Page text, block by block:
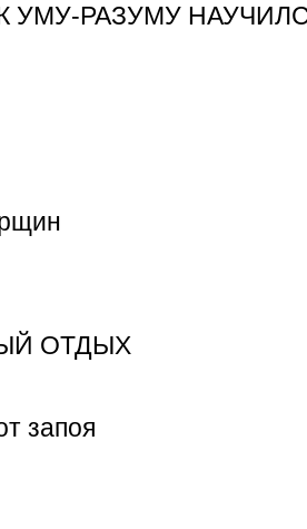
УМУ-РАЗУМУ
ОТДЫХ
запоя